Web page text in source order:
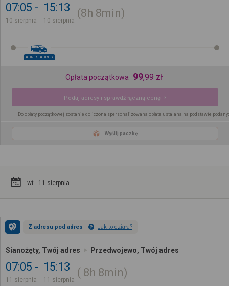
07:05
10 sierpnia
15:13
10 sierpnia
8h 8min
ADRES-ADRES
Opłata początkowa 99,99 zł
Podaj adresy i sprawdź łączną cenę
Do opłaty początkowej zostanie doliczona spersonalizowana opłata ustalana na podstawie
Wyślij paczkę
wt.. 11 sierpnia
Z adresu pod adres Jak to działa?
Sianożęty, Twój adres Przedwojewo, Twój adres
07:05
11 sierpnia
15:13
11 sierpnia
8h 8min